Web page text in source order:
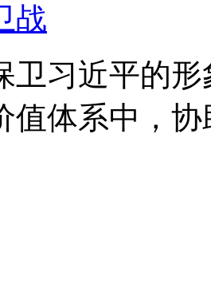
战
卫习近平的
值体系中，